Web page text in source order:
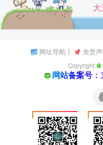
网址导航 丨 免责
Copyright
网站备案号